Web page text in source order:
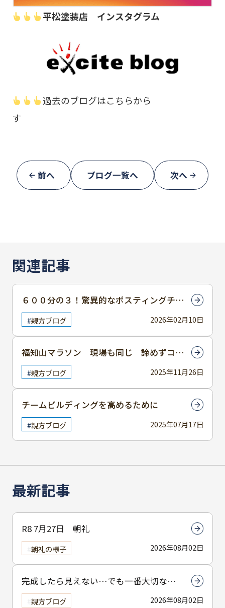
平松塗装店 インスタグラム
過去のブログはこちらから
す
前へ ブログ一覧へ 次へ
最新記事
R8 7月27日 朝礼
2026年08月02日
朝礼の様子
完成したら見えない…でも一番大切なん
は下塗りです
2026年08月02日
親方ブログ
関連記事
2026年02月10日
６００分の３！驚異的なポスティングチラ
シ
親方ブログ
2025年11月26日
福知山マラソン 現場も同じ 諦めずコツ
コツ積み重ねた先に結果がある
親方ブログ
2025年07月17日
チームビルディングを高めるために
親方ブログ